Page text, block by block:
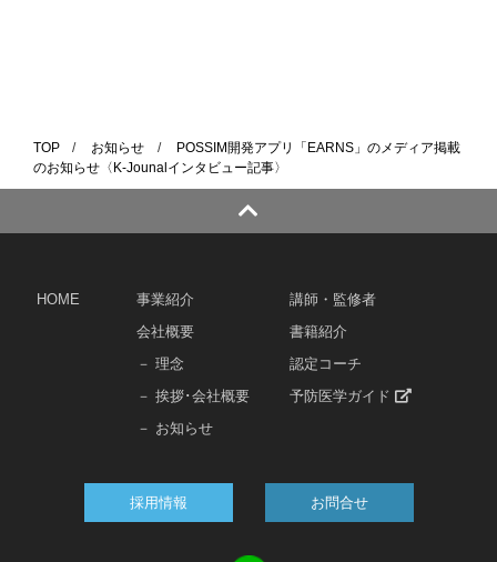
TOP / お知らせ /
POSSIM開発アプリ「EARNS」のメディア掲載
のお知らせ〈K-Jounalインタビュー記事〉
HOME
事業紹介
会社概要
－ 理念
－ 挨拶･会社概要
－ お知らせ
講師・監修者
書籍紹介
認定コーチ
予防医学ガイド
採用情報 お問合せ